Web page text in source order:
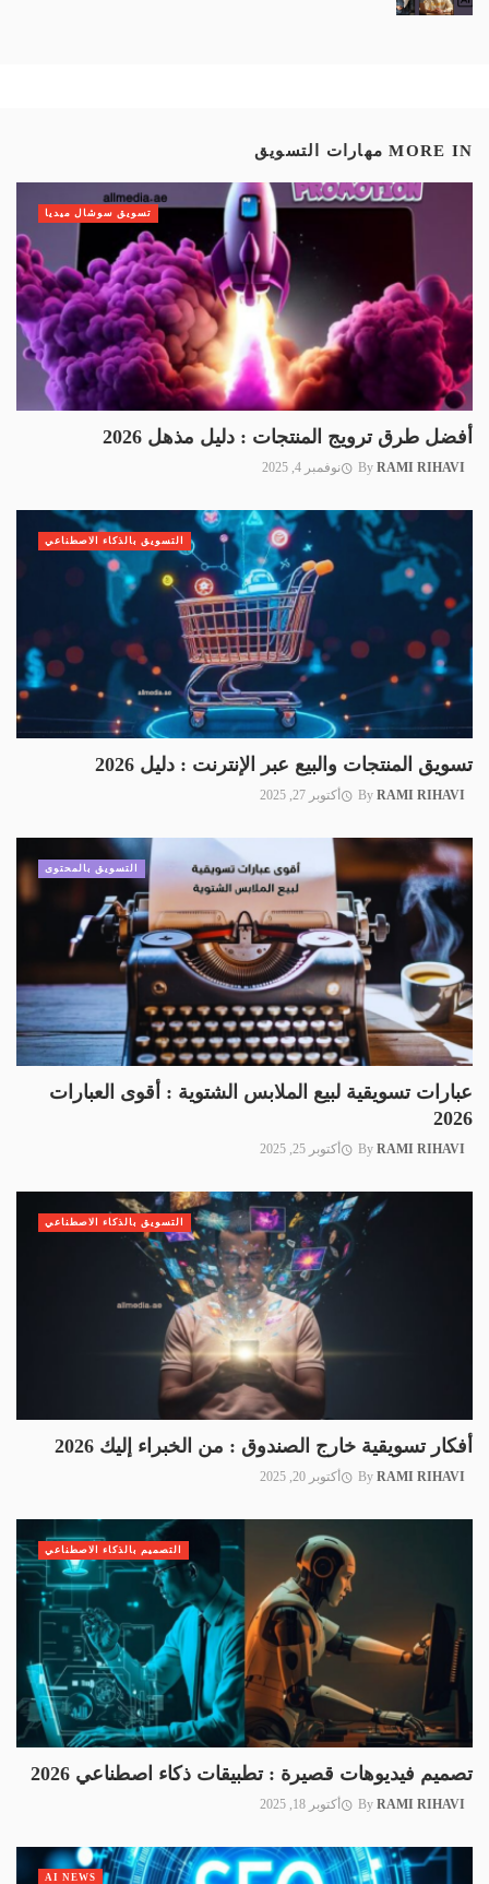
MORE IN مهارات التسويق
أفضل طرق ترويج المنتجات : دليل مذهل 2026
By RAMI RIHAVI نوفمبر 4, 2025
تسويق سوشال ميديا
تسويق المنتجات والبيع عبر الإنترنت : دليل 2026
By RAMI RIHAVI أكتوبر 27, 2025
التسويق بالذكاء الاصطناعي
عبارات تسويقية لبيع الملابس الشتوية : أقوى العبارات
2026
By RAMI RIHAVI أكتوبر 25, 2025
التسويق بالمحتوى
أفكار تسويقية خارج الصندوق : من الخبراء إليك 2026
By RAMI RIHAVI أكتوبر 20, 2025
التسويق بالذكاء الاصطناعي
تصميم فيديوهات قصيرة : تطبيقات ذكاء اصطناعي 2026
By RAMI RIHAVI أكتوبر 18, 2025
التصميم بالذكاء الاصطناعي
AI NEWS